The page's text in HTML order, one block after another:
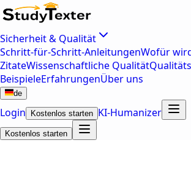
Sicherheit & Qualität
Schritt-für-Schritt-AnleitungenWofür
ZitateWissenschaftliche Qualität
BeispieleErfahrungenÜber uns
de
Login Kostenlos starten KI-Humanizer
Kostenlos starten